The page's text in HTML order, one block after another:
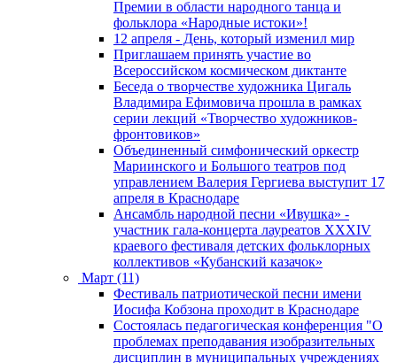
Премии в области народного танца и
фольклора «Народные истоки»!
12 апреля - День, который изменил мир
Приглашаем принять участие во
Всероссийском космическом диктанте
Беседа о творчестве художника Цигаль
Владимира Ефимовича прошла в рамках
серии лекций «Творчество художников-
фронтовиков»
Объединенный симфонический оркестр
Мариинского и Большого театров под
управлением Валерия Гергиева выступит 17
апреля в Краснодаре
Ансамбль народной песни «Ивушка» -
участник гала-концерта лауреатов XXXIV
краевого фестиваля детских фольклорных
коллективов «Кубанский казачок»
Март (11)
Фестиваль патриотической песни имени
Иосифа Кобзона проходит в Краснодаре
Состоялась педагогическая конференция "О
проблемах преподавания изобразительных
дисциплин в муниципальных учреждениях